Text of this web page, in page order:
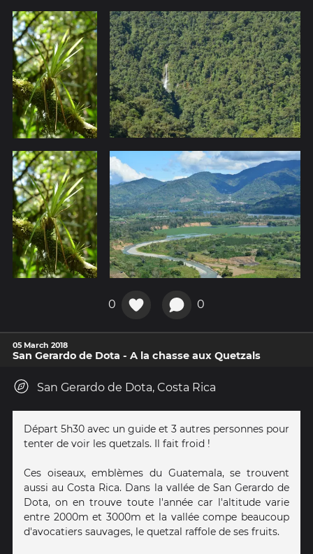
0 0
05 March 2018
San Gerardo de Dota - A la chasse aux Quetzals
San Gerardo de Dota, Costa Rica
Départ 5h30 avec un guide et 3 autres personnes pour
tenter de voir les quetzals. Il fait froid !
Ces oiseaux, emblèmes du Guatemala, se trouvent
aussi au Costa Rica. Dans la vallée de San Gerardo de
Dota, on en trouve toute l'année car l'altitude varie
entre 2000m et 3000m et la vallée compe beaucoup
d'avocatiers sauvages, le quetzal raffole de ses fruits.